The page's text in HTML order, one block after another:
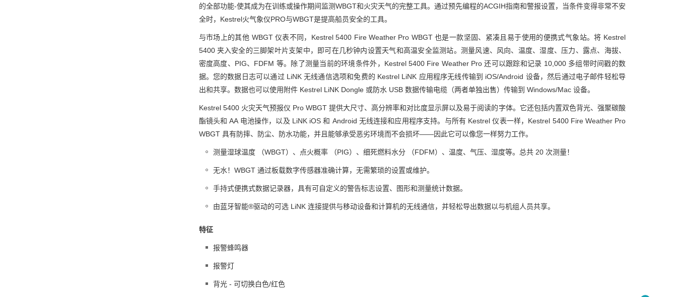
的全部功能-使其成为在训练或操作期间监测WBGT和火灾天气的完整工具。通过预先编程的ACGIH指南和警报设置，当条件变得非常不安
全时，Kestrel火气象仪PRO与WBGT是提高船员安全的工具。
与市场上的其他 WBGT 仪表不同，Kestrel 5400 Fire Weather Pro WBGT 也是一款坚固、紧凑且易于使用的便携式气象站。将 Kestrel
5400 夹入安全的三脚架叶片支架中，即可在几秒钟内设置天气和高温安全监测站。测量风速、风向、温度、湿度、压力、露点、海拔、
密度高度、PIG、FDFM 等。除了测量当前的环境条件外，Kestrel 5400 Fire Weather Pro 还可以跟踪和记录 10,000 多组带时间戳的数
据。您的数据日志可以通过 LiNK 无线通信选项和免费的 Kestrel LiNK 应用程序无线传输到 iOS/Android 设备，然后通过电子邮件轻松导
出和共享。数据也可以使用附件 Kestrel LiNK Dongle 或防水 USB 数据传输电缆（两者单独出售）传输到 Windows/Mac 设备。
Kestrel 5400 火灾天气预报仪 Pro WBGT 提供大尺寸、高分辨率和对比度显示屏以及易于阅读的字体。它还包括内置双色背光、强聚碳酸
酯镜头和 AA 电池操作，以及 LiNK iOS 和 Android 无线连接和应用程序支持。与所有 Kestrel 仪表一样，Kestrel 5400 Fire Weather Pro
WBGT 具有防摔、防尘、防水功能，并且能够承受恶劣环境而不会损坏——因此它可以像您一样努力工作。
测量湿球温度 （WBGT）、点火概率 （PIG）、细死燃料水分 （FDFM）、温度、气压、湿度等。总共 20 次测量！
无水！WBGT 通过板载数字传感器准确计算，无需繁琐的设置或维护。
手持式便携式数据记录器，具有可自定义的警告标志设置、图形和测量统计数据。
由蓝牙智能®驱动的可选 LiNK 连接提供与移动设备和计算机的无线通信，并轻松导出数据以与机组人员共享。
特征
报警蜂鸣器
报警灯
背光 - 可切换白色/红色